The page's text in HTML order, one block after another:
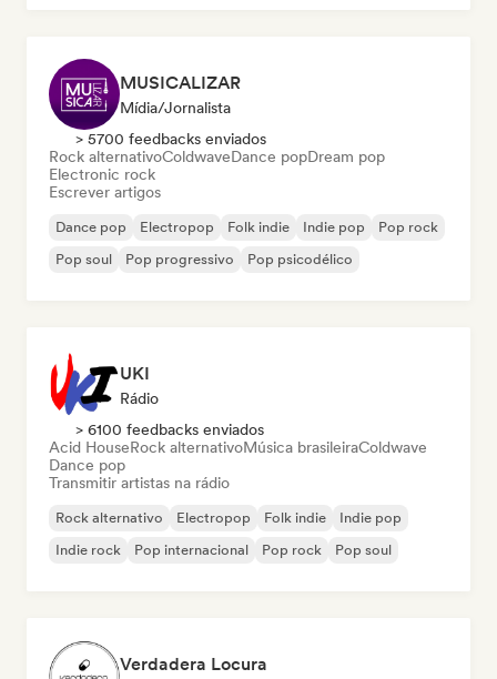
MUSICALIZAR
Mídia/Jornalista
> 5700 feedbacks enviados
Rock alternativoColdwaveDance popDream pop
Electronic rock
Escrever artigos
Dance pop Electropop Folk indie Indie pop
Pop rock
Pop soul
Pop progressivo Pop psicodélico
UKI
Rádio
> 6100 feedbacks enviados
Acid HouseRock alternativoMúsica brasileiraColdwave
Dance pop
Transmitir artistas na rádio
Rock alternativo Electropop Folk indie
Indie pop
Indie rock
Pop internacional Pop rock Pop soul
Verdadera Locura